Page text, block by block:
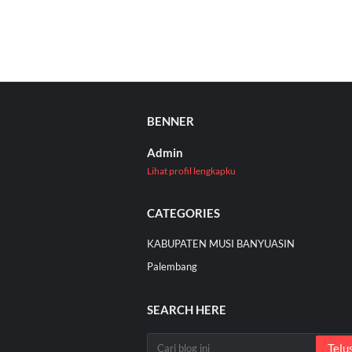
BENNER
Admin
Lihat profil lengkapku
CATEGORIES
KABUPATEN MUSI BANYUASIN
Palembang
SEARCH HERE